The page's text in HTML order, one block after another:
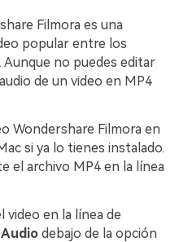
Filmora es una
popular entre los
Aunque no puedes editar
de un video en MP4
Wondershare Filmora en
si ya lo tienes instalado.
el archivo MP4 en la línea
video en la línea de
debajo de la opción